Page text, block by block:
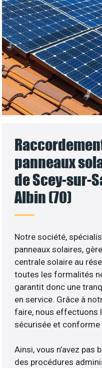
panneaux
de Scey-sur-
Albin (70)
Notre société,
panneaux solaires,
centrale solaire au
toutes les formalités
garantit donc une
en service. Grâce à
faire, nous effectuons
sécurisée et conforme
Ainsi, vous n’avez pas
des procédures